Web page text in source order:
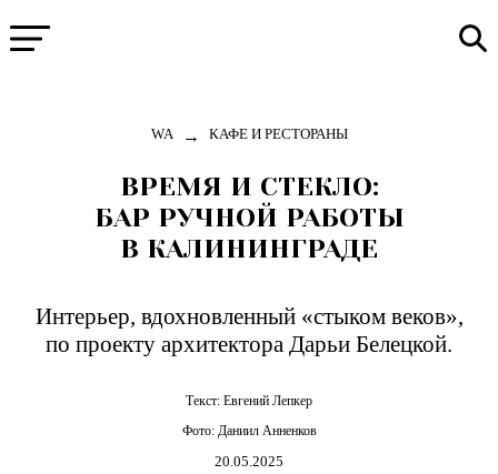
WA → КАФЕ И РЕСТОРАНЫ
ВРЕМЯ И СТЕКЛО:
БАР РУЧНОЙ РАБОТЫ
В КАЛИНИНГРАДЕ
Интерьер, вдохновленный «стыком веков»,
по проекту архитектора Дарьи Белецкой.
Текст: Евгений Лепкер
Фото: Даниил Анненков
20.05.2025